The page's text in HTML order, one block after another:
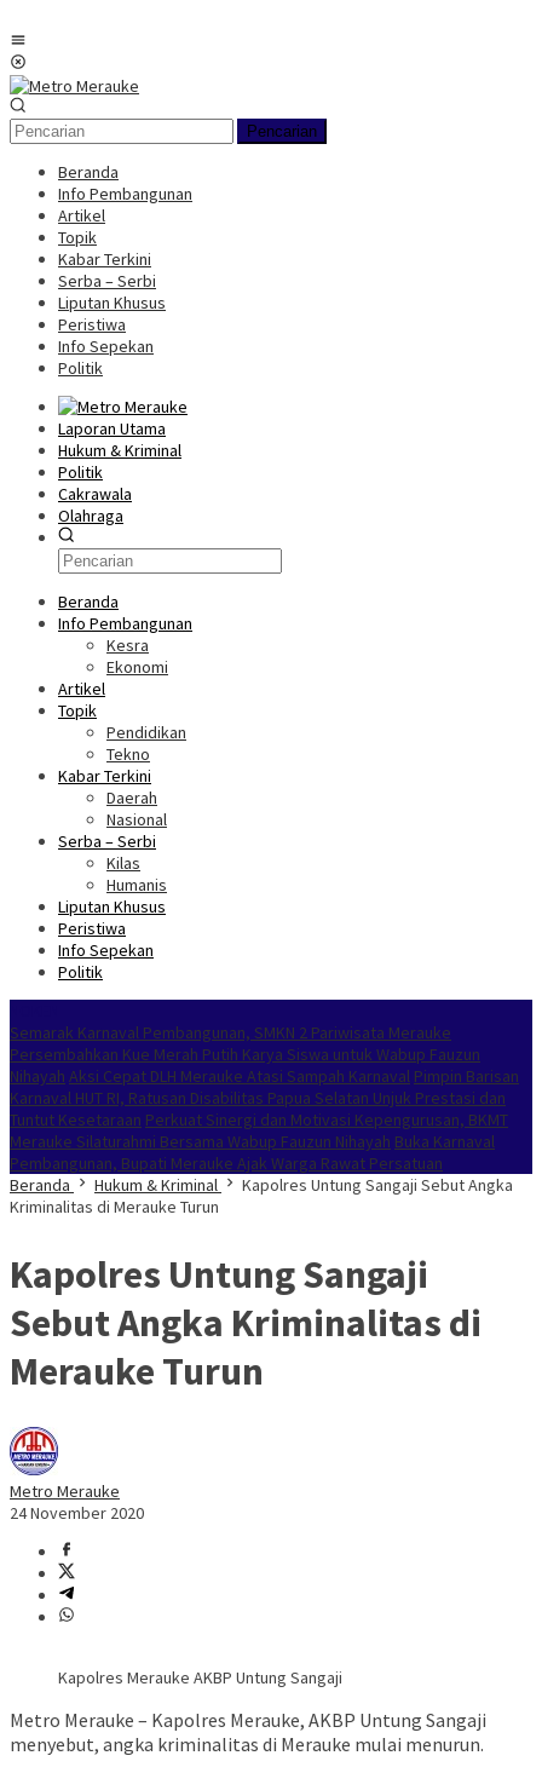
ke
konten
Pencarian
Beranda
Info Pembangunan
Artikel
Topik
Kabar Terkini
Serba – Serbi
Liputan Khusus
Peristiwa
Info Sepekan
Politik
Laporan Utama
Hukum & Kriminal
Politik
Cakrawala
Olahraga
Beranda
Info Pembangunan
Kesra
Ekonomi
Artikel
Topik
Pendidikan
Tekno
Kabar Terkini
Daerah
Nasional
Serba – Serbi
Kilas
Humanis
Liputan Khusus
Peristiwa
Info Sepekan
Politik
Semarak Karnaval Pembangunan, SMKN 2 Pariwisata Merauke
Persembahkan Kue Merah Putih Karya Siswa untuk Wabup Fauzun
Nihayah Aksi Cepat DLH Merauke Atasi Sampah Karnaval Pimpin Barisan
Karnaval HUT RI, Ratusan Disabilitas Papua Selatan Unjuk Prestasi dan
Tuntut Kesetaraan Perkuat Sinergi dan Motivasi Kepengurusan, BKMT
Merauke Silaturahmi Bersama Wabup Fauzun Nihayah Buka Karnaval
Pembangunan, Bupati Merauke Ajak Warga Rawat Persatuan
Beranda
Hukum & Kriminal
Kapolres Untung Sangaji Sebut Angka
Kriminalitas di Merauke Turun
Kapolres Untung Sangaji
Sebut Angka Kriminalitas di
Merauke Turun
Metro Merauke
24 November 2020
Kapolres Merauke AKBP Untung Sangaji
Metro Merauke – Kapolres Merauke, AKBP Untung Sangaji
menyebut, angka kriminalitas di Merauke mulai menurun.